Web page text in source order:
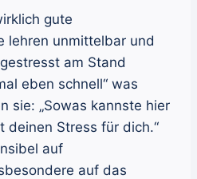
gute
lehren unmittelbar und
am Stand
eben schnell“ was
sie: „Sowas kannste hier
deinen Stress für dich.“
auf
auf das